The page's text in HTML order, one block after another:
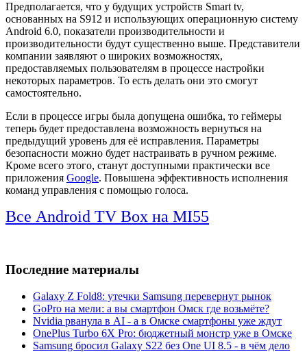
Предполагается, что у будущих устройств Smart tv,
основанных на S912 и использующих операционную систему
Android 6.0, показатели производительности и
производительности будут существенно выше. Представители
компании заявляют о широких возможностях,
предоставляемых пользователям в процессе настройки
некоторых параметров. То есть делать они это смогут
самостоятельно.
Если в процессе игры была допущена ошибка, то геймеры
теперь будет предоставлена возможность вернуться на
предыдущий уровень для её исправления. Параметры
безопасности можно будет настраивать в ручном режиме.
Кроме всего этого, станут доступными практически все
приложения Google. Повышена эффективность исполнения
команд управления с помощью голоса.
Все Android TV Box на MI55
Последние материалы
Galaxy Z Fold8: утечки Samsung перевернут рынок
GoPro на мели: а вы смартфон Омск где возьмёте?
Nvidia рванула в AI - а в Омске смартфоны уже ждут
OnePlus Turbo 6X Pro: бюджетный монстр уже в Омске
Samsung бросил Galaxy S22 без One UI 8.5 - в чём дело